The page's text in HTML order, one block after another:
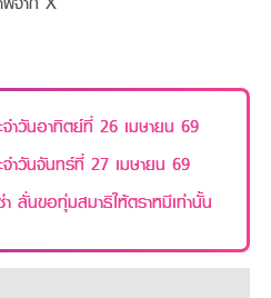
ำวันอาทิตย์ที่ 26 เมษายน 69
ำวันจันทร์ที่ 27 เมษายน 69
า ลั่นขอทุ่มสมาธิให้ตราหมีเท่านั้น